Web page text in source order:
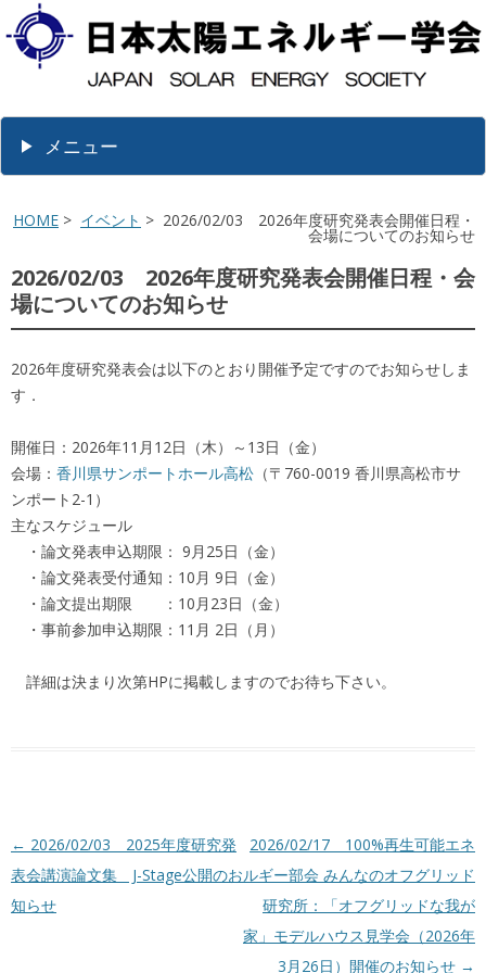
メニュー
HOME > イベント > 2026/02/03 2026年度研究発表会開催日程・
会場についてのお知らせ
2026/02/03 2026年度研究発表会開催日程・会
場についてのお知らせ
2026年度研究発表会は以下のとおり開催予定ですのでお知らせしま
す．
開催日：2026年11月12日（木）～13日（金）
会場： 香川県サンポートホール高松 （〒760-0019 香川県高松市サ
ンポート2-1）
主なスケジュール
・論文発表申込期限： 9月25日（金）
・論文発表受付通知：10月 9日（金）
・論文提出期限 ：10月23日（金）
・事前参加申込期限：11月 2日（月）
詳細は決まり次第HPに掲載しますのでお待ち下さい。
投稿ナビゲーション
← 2026/02/03 2025年度研究発
表会講演論文集 J-Stage公開のお
知らせ
2026/02/17 100%再生可能エネ
ルギー部会 みんなのオフグリッド
研究所：「オフグリッドな我が
家」モデルハウス見学会（2026年
3月26日）開催のお知らせ →